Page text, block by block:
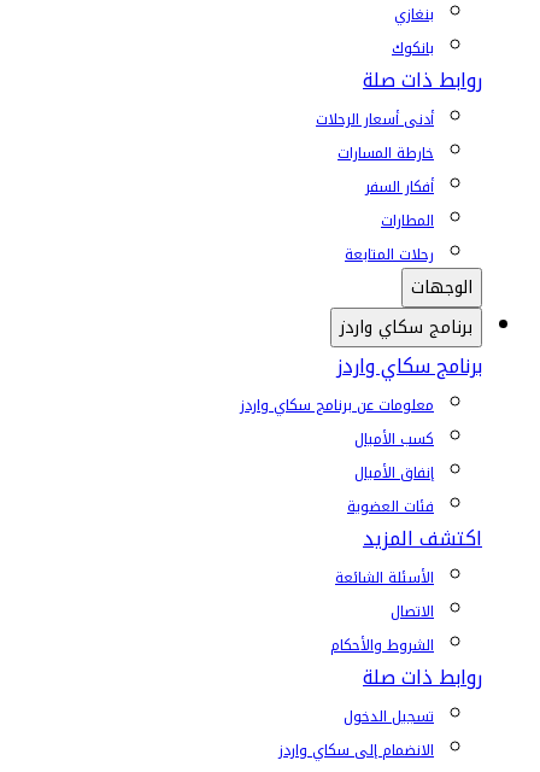
بنغازي
بانكوك
روابط ذات صلة
أدنى أسعار الرحلات
خارطة المسارات
أفكار السفر
المطارات
رحلات المتابعة
الوجهات
برنامج سكاي واردز
برنامج سكاي واردز
معلومات عن برنامج سكاي واردز
كسب الأميال
إنفاق الأميال
فئات العضوية
اكتشف المزيد
الأسئلة الشائعة
الاتصال
الشروط والأحكام
روابط ذات صلة
تسجيل الدخول
الانضمام إلى سكاي واردز